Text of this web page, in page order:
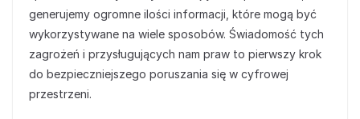
generujemy ogromne ilości informacji, które mogą być
wykorzystywane na wiele sposobów. Świadomość tych
zagrożeń i przysługujących nam praw to pierwszy krok
do bezpieczniejszego poruszania się w cyfrowej
przestrzeni.